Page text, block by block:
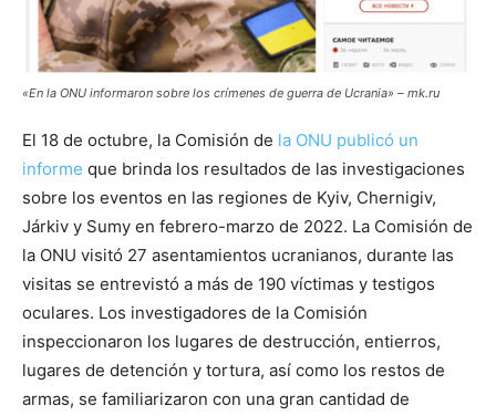
«En la ONU informaron sobre los crímenes de guerra de Ucrania» – mk.ru
El 18 de octubre, la Comisión de la ONU publicó un
informe que brinda los resultados de las investigaciones
sobre los eventos en las regiones de Kyiv, Chernigiv,
Járkiv y Sumy en febrero-marzo de 2022. La Comisión de
la ONU visitó 27 asentamientos ucranianos, durante las
visitas se entrevistó a más de 190 víctimas y testigos
oculares. Los investigadores de la Comisión
inspeccionaron los lugares de destrucción, entierros,
lugares de detención y tortura, así como los restos de
armas, se familiarizaron con una gran cantidad de